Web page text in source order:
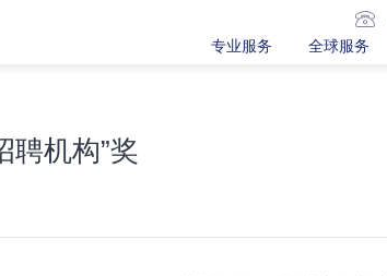
专业服务
全球服务
聘机构”奖